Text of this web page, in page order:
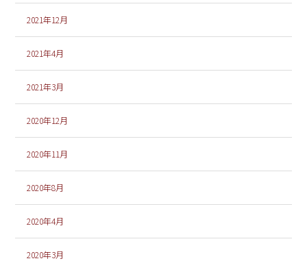
2021年12月
2021年4月
2021年3月
2020年12月
2020年11月
2020年8月
2020年4月
2020年3月